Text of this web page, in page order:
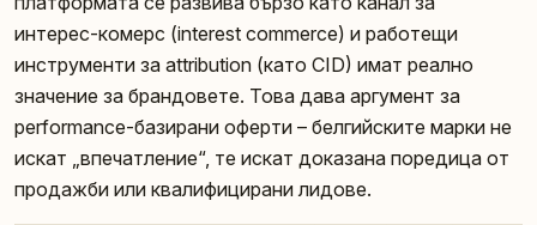
интерес-комерс (interest commerce) и работещи
инструменти за attribution (като CID) имат реално
значение за брандовете. Това дава аргумент за
performance-базирани оферти – белгийските марки не
искат „впечатление“, те искат доказана поредица от
продажби или квалифицирани лидове.